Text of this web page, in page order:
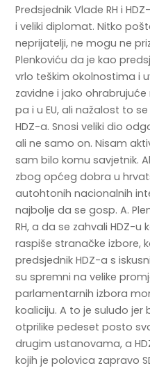
Predsjednik Vlade RH i
i veliki diplomat. Nitko
neprijatelji, ne mogu ne
Plenkoviću da je kao
vrlo teškim okolnostima i
zavidne i jako
pa i u EU, ali nažalost to
HDZ-a. Snosi veliki dio
ali ne samo on. Nisam
sam bilo komu savjetnik.
zbog općeg dobra u
autohtonih nacionalnih
najbolje da se gosp. A.
RH, a da se zahvali HDZ-
raspiše stranačke izbore,
predsjednik HDZ-a s
su spremni na velike
parlamentarnih izbora
koaliciju. A to je suludo jer
otprilike pedeset posto
drugim ustanovama, a
kojih je polovica zapravo